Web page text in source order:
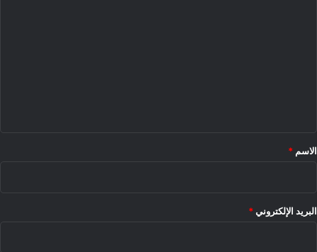
*
الاسم *
البريد الإلكتروني *